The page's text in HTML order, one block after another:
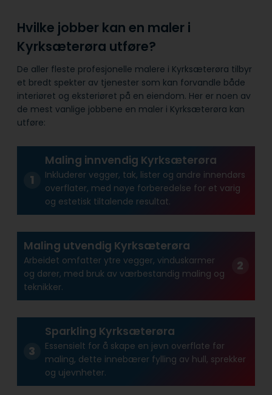
Hvilke jobber kan en maler i
Kyrksæterøra utføre?
De aller fleste profesjonelle malere i Kyrksæterøra tilbyr
et bredt spekter av tjenester som kan forvandle både
interiøret og eksteriøret på en eiendom. Her er noen av
de mest vanlige jobbene en maler i Kyrksæterøra kan
utføre:
Maling innvendig Kyrksæterøra
Inkluderer vegger, tak, lister og andre innendørs
overflater, med nøye forberedelse for et varig
og estetisk tiltalende resultat.
Maling utvendig Kyrksæterøra
Arbeidet omfatter ytre vegger, vinduskarmer
og dører, med bruk av værbestandig maling og
teknikker.
Sparkling Kyrksæterøra
Essensielt for å skape en jevn overflate før
maling, dette innebærer fylling av hull, sprekker
og ujevnheter.